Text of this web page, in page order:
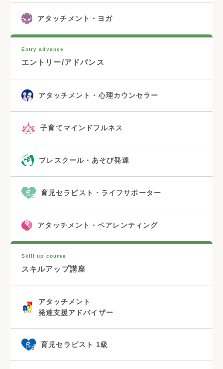
アタッチメント・ヨガ
Entry advance
エントリー/アドバンス
アタッチメント・心理カウンセラー
子育てマインドフルネス
プレスクール・あそび発達
育児セラピスト・ライフサポーター
アタッチメント・ペアレンティング
Skill up course
スキルアップ講座
アタッチメント
発達支援アドバイザー
育児セラピスト 1級